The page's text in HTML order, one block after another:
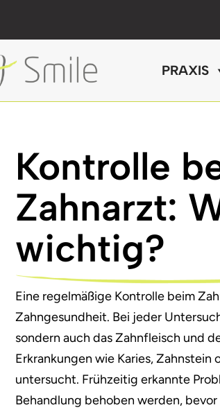
PRAXIS
Kontrolle
Zahnarzt:
wichtig?
Eine regelmäßige Kontrolle beim
Zahngesundheit. Bei jeder
sondern auch das Zahnfleisch und
Erkrankungen wie Karies,
untersucht. Frühzeitig erkannte
Behandlung behoben werden,